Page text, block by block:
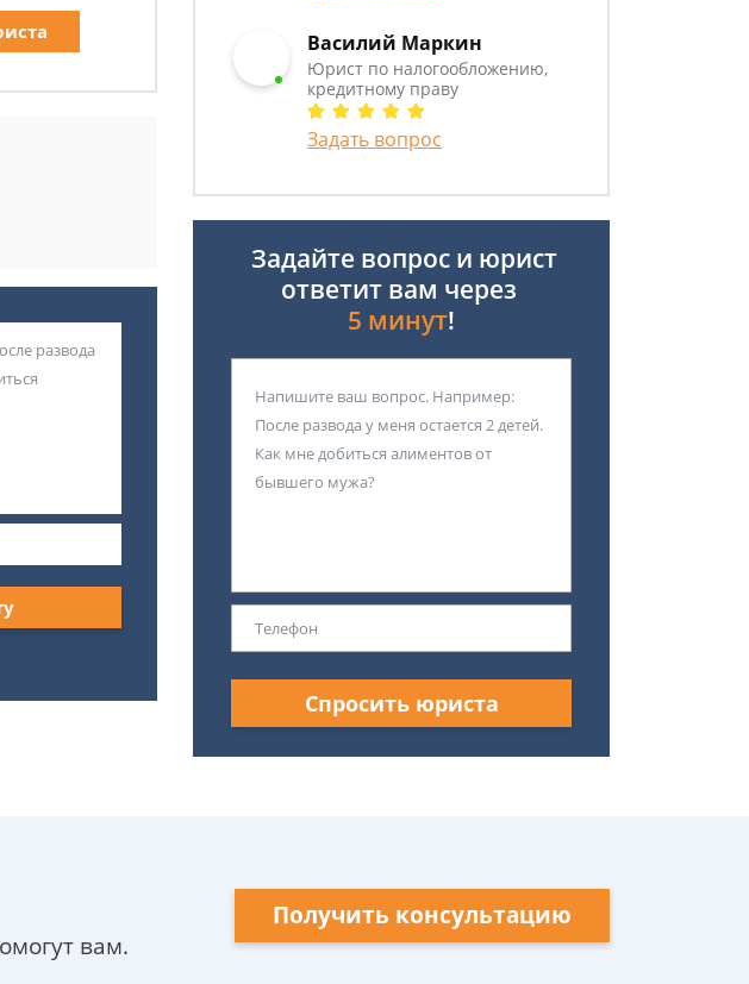
Василий Маркин
Юрист по налогообложению,
кредитному праву
Задать вопрос
Задайте вопрос и юрист
ответит вам через
5 минут!
Спросить юриста
вам.
Получить консультацию